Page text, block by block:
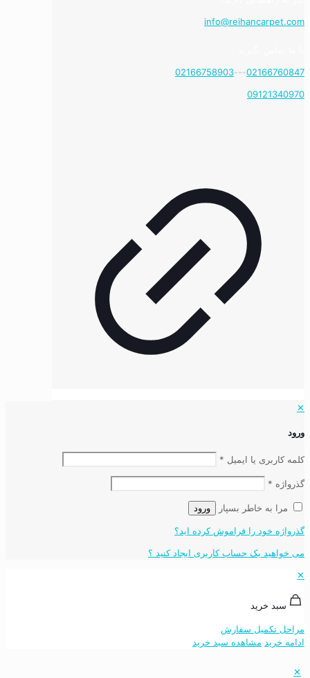
info@reihancarpet.com
02166760847
---
02166758903
09121340970
✕
ورود
کلمه کاربری یا ایمیل *
گذرواژه *
مرا به خاطر بسپار ورود
گذرواژه خود را فراموش کرده اید؟
می خواهید یک حساب کاربری ایجاد کنید ؟
✕
سبد خرید
مراحل تکمیل سفارش
ادامه خرید مشاهده سبد خرید
✕